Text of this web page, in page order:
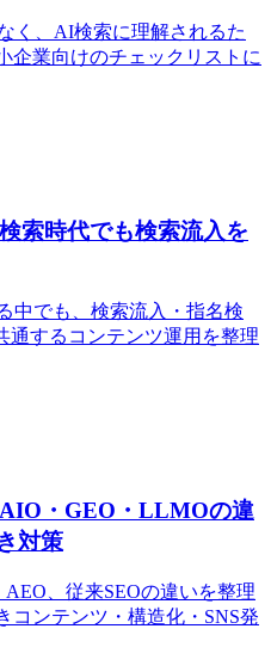
く、AI検索に理解されるた
企業向けのチェックリストに
索時代でも検索流入を
中でも、検索流入・指名検
通するコンテンツ運用を整理
・GEO・LLMOの違
対策
、従来SEOの違いを整理
コンテンツ・構造化・SNS発